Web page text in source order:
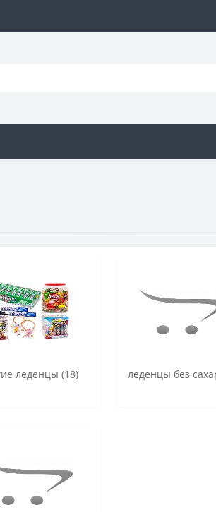
леденцы (18) леденцы без